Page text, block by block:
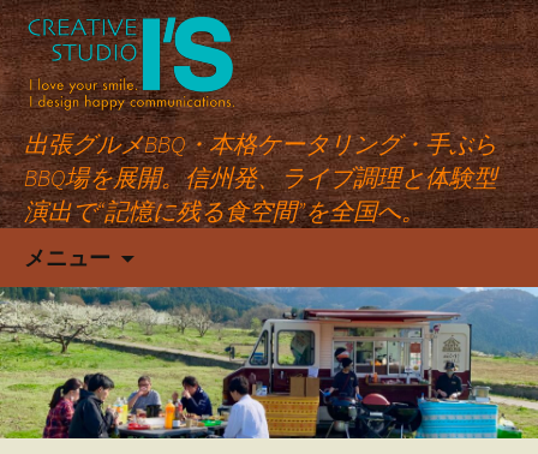
出張グルメBBQ・本格ケータリング・手ぶら
BBQ場を展開。信州発、ライブ調理と体験型
演出で“記憶に残る食空間”を全国へ。
メニュー
テ
ン
ツ
へ
ス